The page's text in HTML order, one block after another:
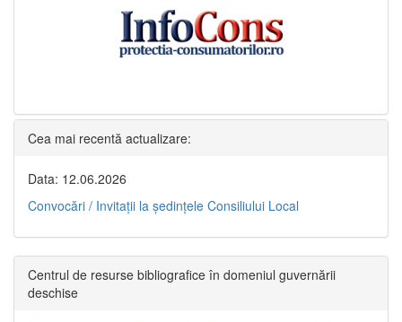
Cea mai recentă actualizare:
Data: 12.06.2026
Convocări / Invitaţii la şedinţele Consiliului Local
Centrul de resurse bibliografice în domeniul guvernării
deschise